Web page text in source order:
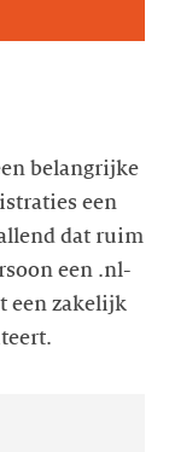
belangrijke
een
dat ruim
een .nl-
een zakelijk